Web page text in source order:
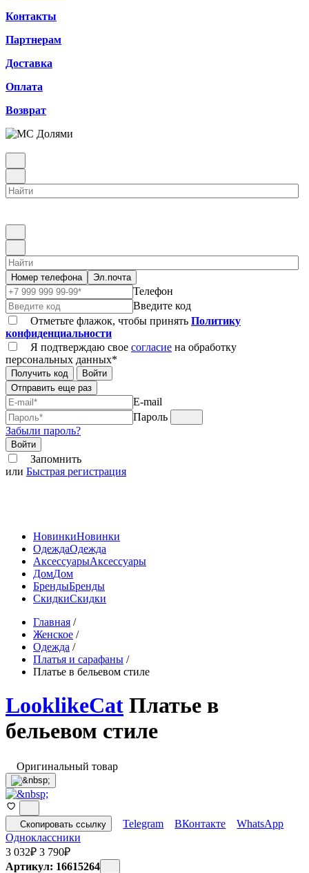
Контакты
Партнерам
Доставка
Оплата
Возврат
Номер телефона Эл.почта
Телефон
Введите код
Отметьте флажок, чтобы принять Политику
конфиденциальности
Я подтверждаю свое согласие на обработку
персональных данных*
Получить код
Войти
Отправить еще раз
E-mail
Пароль
Забыли пароль?
Войти
Запомнить
или Быстрая регистрация
НовинкиНовинки
ОдеждаОдежда
АксессуарыАксессуары
ДомДом
БрендыБренды
СкидкиСкидки
Главная /
Женское /
Одежда /
Платья и сарафаны /
Платье в бельевом стиле
LooklikeCat Платье в
бельевом стиле
Оригинальный товар
Скопировать ссылку Telegram ВКонтакте
WhatsApp
Одноклассники
3 032₽ 3 790₽
Артикул: 16615264